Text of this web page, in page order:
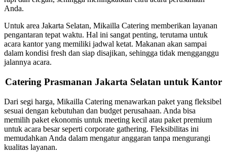
Anda.
Untuk area Jakarta Selatan, Mikailla Catering memberikan layanan
pengantaran tepat waktu. Hal ini sangat penting, terutama untuk
acara kantor yang memiliki jadwal ketat. Makanan akan sampai
dalam kondisi fresh dan siap disajikan, sehingga tidak mengganggu
jalannya acara.
Catering Prasmanan Jakarta Selatan untuk Kantor
Dari segi harga, Mikailla Catering menawarkan paket yang fleksibel
sesuai dengan kebutuhan dan budget perusahaan. Anda bisa
memilih paket ekonomis untuk meeting kecil atau paket premium
untuk acara besar seperti corporate gathering. Fleksibilitas ini
memudahkan Anda dalam mengatur anggaran tanpa mengurangi
kualitas layanan.